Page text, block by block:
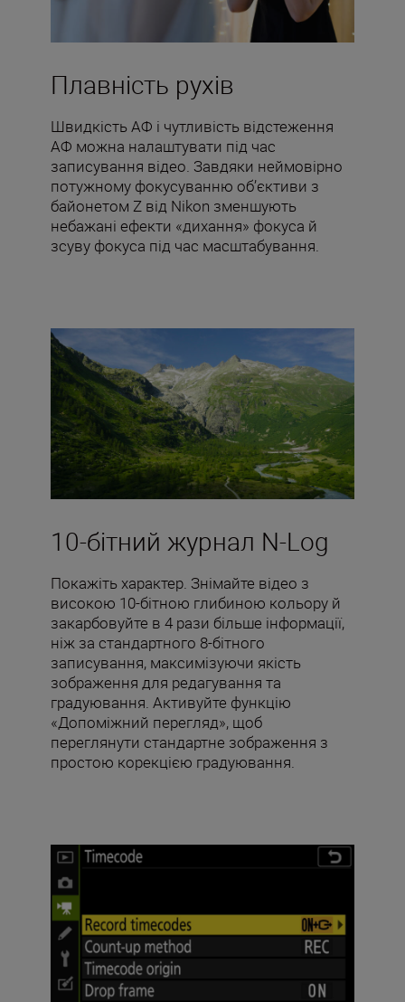
Плавність рухів
Швидкість АФ і чутливість відстеження
АФ можна налаштувати під час
записування відео. Завдяки неймовірно
потужному фокусуванню об’єктиви з
байонетом Z від Nikon зменшують
небажані ефекти «дихання» фокуса й
зсуву фокуса під час масштабування.
10-бітний журнал N-Log
Покажіть характер. Знімайте відео з
високою 10-бітною глибиною кольору й
закарбовуйте в 4 рази більше інформації,
ніж за стандартного 8-бітного
записування, максимізуючи якість
зображення для редагування та
градуювання. Активуйте функцію
«Допоміжний перегляд», щоб
переглянути стандартне зображення з
простою корекцією градуювання.